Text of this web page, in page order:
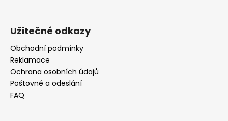
Užitečné odkazy
Obchodní podmínky
Reklamace
Ochrana osobních údajů
Poštovné a odeslání
FAQ